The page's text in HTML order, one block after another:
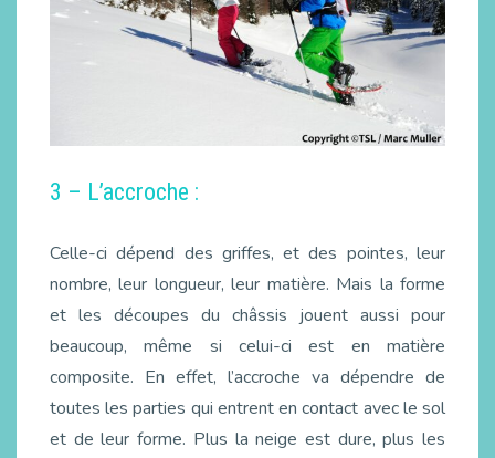
3 – L’accroche :
Celle-ci dépend des griffes, et des pointes, leur
nombre, leur longueur, leur matière. Mais la forme
et les découpes du châssis jouent aussi pour
beaucoup, même si celui-ci est en matière
composite. En effet, l’accroche va dépendre de
toutes les parties qui entrent en contact avec le sol
et de leur forme. Plus la neige est dure, plus les